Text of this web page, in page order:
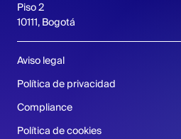
Piso 2
10111, Bogotá
Aviso legal
Política de privacidad
Compliance
Política de cookies